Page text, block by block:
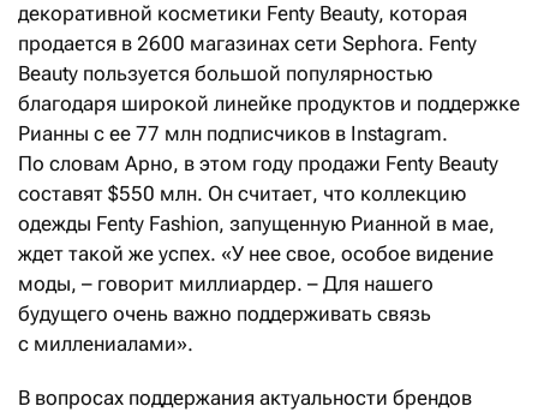
декоративной косметики Fenty Beauty, которая
продается в 2600 магазинах сети Sephora. Fenty
Beauty пользуется большой популярностью
благодаря широкой линейке продуктов и поддержке
Рианны с ее 77 млн подписчиков в Instagram.
По словам Арно, в этом году продажи Fenty Beauty
составят $550 млн. Он считает, что коллекцию
одежды Fenty Fashion, запущенную Рианной в мае,
ждет такой же успех. «У нее свое, особое видение
моды, – говорит миллиардер. – Для нашего
будущего очень важно поддерживать связь
с миллениалами».
В вопросах поддержания актуальности брендов